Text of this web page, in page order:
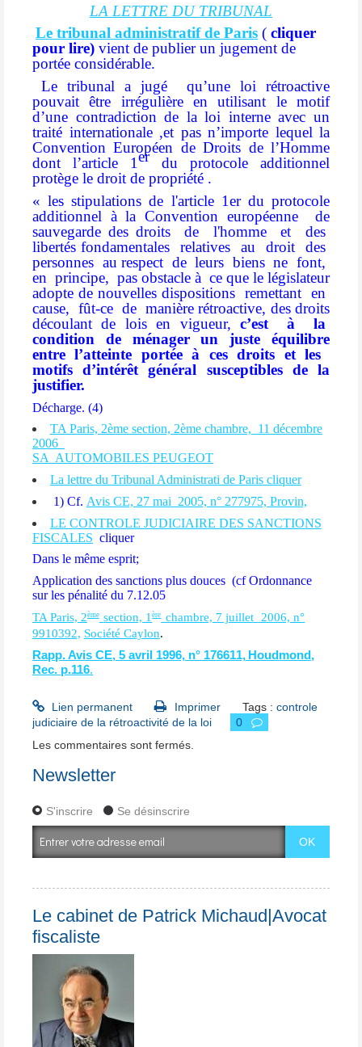
LA LETTRE DU TRIBUNAL
Le tribunal administratif de Paris ( cliquer
pour lire) vient de publier un jugement de
portée considérable.
Le tribunal a jugé
qu’une loi rétroactive
pouvait être irrégulièreen utilisant le motif
d’une contradiction de la loi interne avec un
traité internationale ,et pas n’importe lequel la
Convention Européen de Droits de l’Homme
dont l’article 1er du protocole additionnel
protège le droit de propriété .
« les stipulations de l'article 1er du protocole
additionnel à la Convention européenne
de
sauvegarde des droits
de l'homme et
des
libertés fondamentales
relatives au droit
des
personnes au respect de leurs biens ne font,
en principe, pas obstacle à ce que le législateur
adopte de nouvelles dispositions remettant en
cause, fût-ce de manière rétroactive, des droits
découlant de lois en vigueur,c’est à
la
condition
de ménager un juste
équilibre
entre l’atteinte portée à ces droits et les
motifs d’intérêt général susceptibles de la
justifier.
Décharge. (4)
TA Paris, 2ème section, 2ème chambre, 11 décembre
2006
SA AUTOMOBILES PEUGEOT
La lettre du Tribunal Administrati de Paris cliquer
1) Cf. Avis CE, 27 mai 2005, n° 277975, Provin,
LE CONTROLE JUDICIAIRE DES SANCTIONS
FISCALES cliquer
Dans le même esprit;
Application des sanctions plus douces (cf Ordonnance
sur les pénalité du 7.12.05
TA Paris, 2ème section, 1ère chambre, 7 juillet
2006, n°
9910392, Société Caylon.
Rapp. Avis CE, 5 avril 1996, n° 176611,Houd mond,
Rec. p.116.
Lien permanent Imprimer Tags : controle
judiciaire de la rétroactivité de la loi
0
Les commentaires sont fermés.
Newsletter
S'inscrire Se désinscrire
Le cabinet de Patrick Michaud|Avocat
fiscaliste